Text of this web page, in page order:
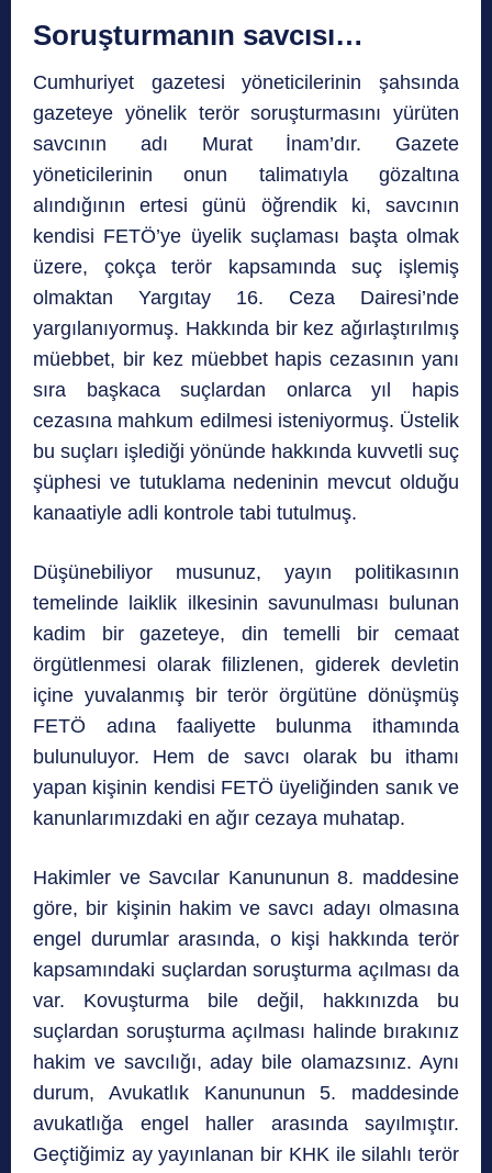
Soruşturmanın savcısı…
Cumhuriyet gazetesi yöneticilerinin şahsında
gazeteye yönelik terör soruşturmasını yürüten
savcının adı Murat İnam’dır. Gazete
yöneticilerinin onun talimatıyla gözaltına
alındığının ertesi günü öğrendik ki, savcının
kendisi FETÖ’ye üyelik suçlaması başta olmak
üzere, çokça terör kapsamında suç işlemiş
olmaktan Yargıtay 16. Ceza Dairesi’nde
yargılanıyormuş. Hakkında bir kez ağırlaştırılmış
müebbet, bir kez müebbet hapis cezasının yanı
sıra başkaca suçlardan onlarca yıl hapis
cezasına mahkum edilmesi isteniyormuş. Üstelik
bu suçları işlediği yönünde hakkında kuvvetli suç
şüphesi ve tutuklama nedeninin mevcut olduğu
kanaatiyle adli kontrole tabi tutulmuş.
Düşünebiliyor musunuz, yayın politikasının
temelinde laiklik ilkesinin savunulması bulunan
kadim bir gazeteye, din temelli bir cemaat
örgütlenmesi olarak filizlenen, giderek devletin
içine yuvalanmış bir terör örgütüne dönüşmüş
FETÖ adına faaliyette bulunma ithamında
bulunuluyor. Hem de savcı olarak bu ithamı
yapan kişinin kendisi FETÖ üyeliğinden sanık ve
kanunlarımızdaki en ağır cezaya muhatap.
Hakimler ve Savcılar Kanununun 8. maddesine
göre, bir kişinin hakim ve savcı adayı olmasına
engel durumlar arasında, o kişi hakkında terör
kapsamındaki suçlardan soruşturma açılması da
var. Kovuşturma bile değil, hakkınızda bu
suçlardan soruşturma açılması halinde bırakınız
hakim ve savcılığı, aday bile olamazsınız. Aynı
durum, Avukatlık Kanununun 5. maddesinde
avukatlığa engel haller arasında sayılmıştır.
Geçtiğimiz ay yayınlanan bir KHK ile silahlı terör